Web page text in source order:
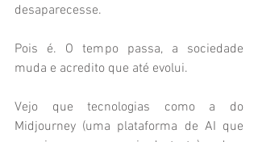
desaparecesse.
Pois é. O tempo passa, a sociedade
muda e acredito que até evolui.
Vejo que tecnologias como a do
Midjourney (uma plataforma de AI que